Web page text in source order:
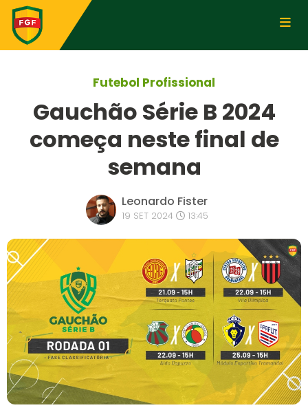
Futebol Profissional
Gauchão Série B 2024
começa neste final de
semana
Leonardo Fister
19 SET 2024 13:45